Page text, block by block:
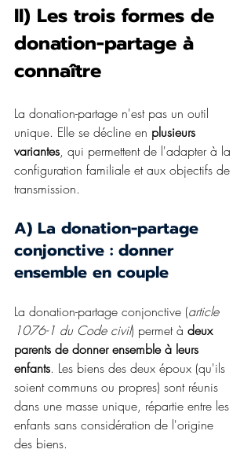
II) Les trois formes de
donation-partage à
connaître
La donation-partage n'est pas un outil
unique. Elle se décline en plusieurs
variantes, qui permettent de l'adapter à la
configuration familiale et aux objectifs de
transmission.
A) La donation-partage
conjonctive : donner
ensemble en couple
La donation-partage conjonctive (article
1076-1 du Code civil) permet à deux
parents de donner ensemble à leurs
enfants. Les biens des deux époux (qu'ils
soient communs ou propres) sont réunis
dans une masse unique, répartie entre les
enfants sans considération de l'origine
des biens.